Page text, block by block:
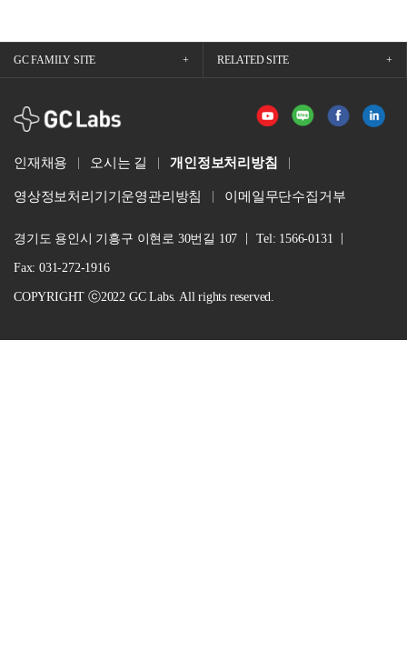
GC FAMILY SITE RELATED SITE
GCLabs
인재채용 오시는 길 개인정보처리방침
영상정보처리기기운영관리방침 이메일무단수집거부
경기도 용인시 기흥구 이현로 30번길 107 Tel: 1566-0131
Fax: 031-272-1916
COPYRIGHT ⓒ2022 GC Labs. All rights reserved.